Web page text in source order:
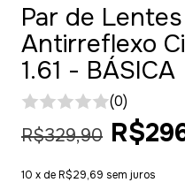
Par de
Antirreflexo
1.61 - BÁSICA
(0)
R$329,90
10 x deR$29,69 sem juros